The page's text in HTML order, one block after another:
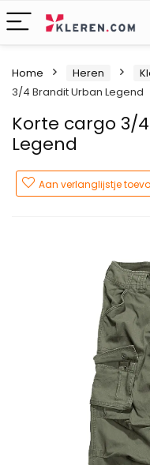
Home Heren
3/4 Brandit Urban Legend
Korte cargo 3/
Legend
Aan verlanglijstje